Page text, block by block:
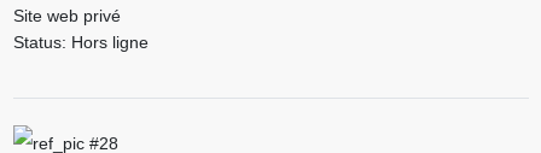
Site web privé
Status: Hors ligne